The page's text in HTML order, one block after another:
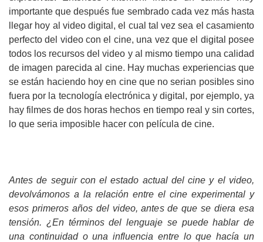
importante que después fue sembrado cada vez más hasta
llegar hoy al video digital, el cual tal vez sea el casamiento
perfecto del video con el cine, una vez que el digital posee
todos los recursos del video y al mismo tiempo una calidad
de imagen parecida al cine. Hay muchas experiencias que
se están haciendo hoy en cine que no serian posibles sino
fuera por la tecnología electrónica y digital, por ejemplo, ya
hay filmes de dos horas hechos en tiempo real y sin cortes,
lo que seria imposible hacer con película de cine.
Antes de seguir con el estado actual del cine y el video,
devolvámonos a la relación entre el cine experimental y
esos primeros años del video, antes de que se diera esa
tensión. ¿En términos del lenguaje se puede hablar de
una continuidad o una influencia entre lo que hacía un